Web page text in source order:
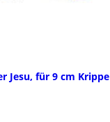
Jesu, für 9 cm Krippe